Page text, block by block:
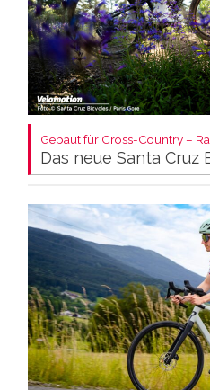
Gebaut für Cross-Country –
Das neue Santa Cruz